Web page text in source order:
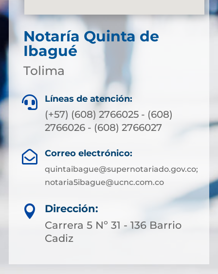
Notaría Quinta de
Ibagué
Tolima
 Líneas de atención:
(+57) (608) 2766025 - (608)
2766026 - (608) 2766027
 Correo electrónico:
quintaibague@supernotariado.gov.co;
notaria5ibague@ucnc.com.co

Dirección:
Carrera 5 Nº 31 - 136 Barrio
Cadiz